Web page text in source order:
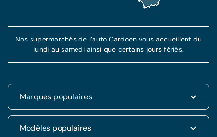
Marques populaires
Renault
Modèles populaires
Nos supermarchés de l’auto Cardoen vous accueillent du
lundi au samedi ainsi que certains jours fériés.